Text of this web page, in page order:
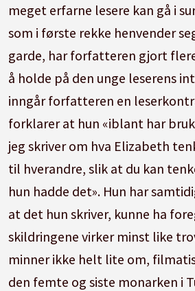
meget erfarne lesere kan gå i
som i første rekke henvender
garde, har forfatteren gjort
å holde på den unge leserens
inngår forfatteren en
forklarer at hun «iblant har
jeg skriver om hva Elizabeth
til hverandre, slik at du kan
hun hadde det». Hun har
at det hun skriver, kunne ha
skildringene virker minst like
minner ikke helt lite om,
den femte og siste monarken i